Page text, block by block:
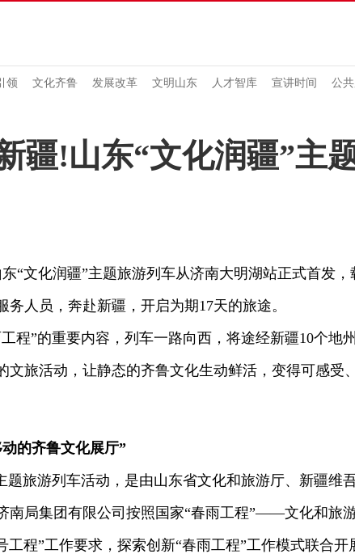
领 文化齐鲁 发展改革 文明山东 人才智库 宣讲时间 公
疆!山东“文化润疆”主
文化润疆”主题旅游列车从济南大明湖站正式首发，
务人员，奔赴新疆，开启为期17天的旅途。
”的重要内容，列车一路向西，将途经新疆10个地
文旅活动，让静态的齐鲁文化生动鲜活，变得可感受
的齐鲁文化展厅”
旅游列车活动，是由山东省文化和旅游厅、新疆维
南局集团有限公司按照国家“春雨工程”——文化和旅
工程”工作要求，探索创新“春雨工程”工作模式联合开